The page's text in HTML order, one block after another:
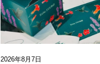
2026年8月7日